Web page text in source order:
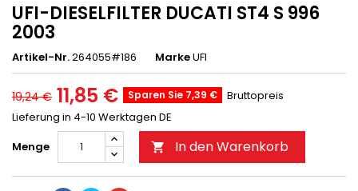
UFI-DIESELFILTER DUCATI ST4 S 996
2003
Artikel-Nr.264055#186 MarkeUFI
19,24 € 11,85 € Sparen Sie 7,39 €
Bruttopreis
Lieferung in 4-10 Werktagen DE
Menge
 In den Warenkorb